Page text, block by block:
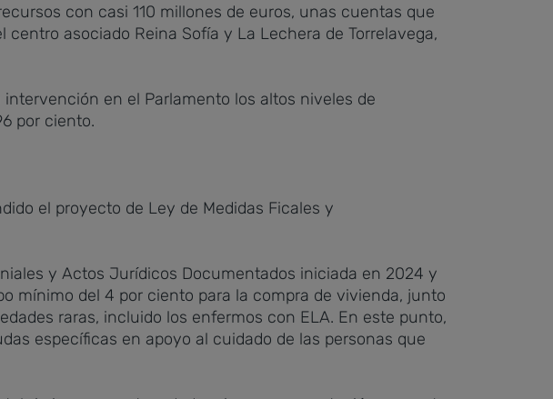
con casi 110 millones de euros, unas cuentas que
asociado Reina Sofía y La Lechera de Torrelavega,
en el Parlamento los altos niveles de
por ciento.
el proyecto de Ley de Medidas Ficales y
y Actos Jurídicos Documentados iniciada en 2024 y
mínimo del 4 por ciento para la compra de vivienda, junto
raras, incluido los enfermos con ELA. En este punto,
específicas en apoyo al cuidado de las personas que